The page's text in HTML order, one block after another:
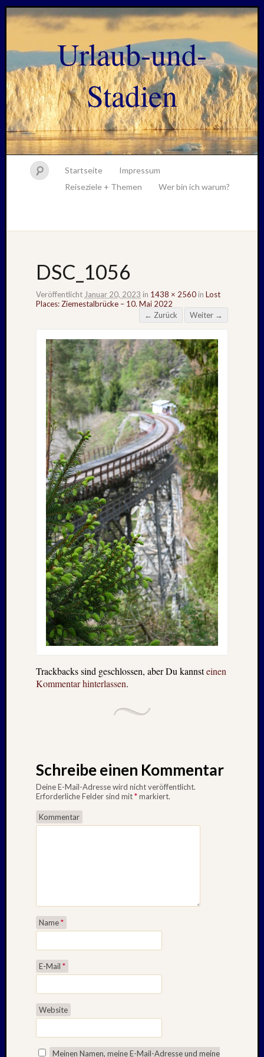
Urlaub-und-
Stadien
Startseite
Impressum
Reiseziele + Themen
Wer bin ich warum?
DSC_1056
Veröffentlicht Januar 20, 2023 in 1438 × 2560 in Lost
Places: Ziemestalbrücke – 10. Mai 2022
← Zurück
Weiter →
Trackbacks sind geschlossen, aber Du kannsteinen
Kommentar hinterlassen.
Schreibe einen Kommentar
Deine E-Mail-Adresse wird nicht veröffentlicht.
Erforderliche Felder sind mit*markiert.
Kommentar
Name*
E-Mail *
Website
Meinen Namen, meine E-Mail-Adresse und meine